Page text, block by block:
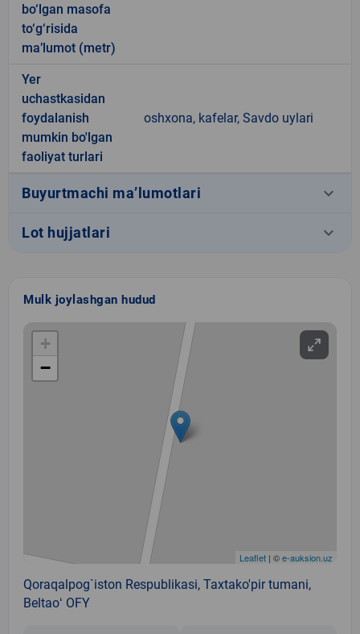
bo‘lgan masofa
to‘g‘risida
ma’lumot (metr)
Yer
uchastkasidan
foydalanish
mumkin bo'lgan
faoliyat turlari
oshxona, kafelar, Savdo uylari
Buyurtmachi ma’lumotlari keyboard_arrow_down
Lot hujjatlari keyboard_arrow_down
Mulk joylashgan hudud
+
−
Leaflet | ©e-auksion.uz
Qoraqalpog`iston Respublikasi, Taxtako'pir tumani,
Beltaoʻ OFY